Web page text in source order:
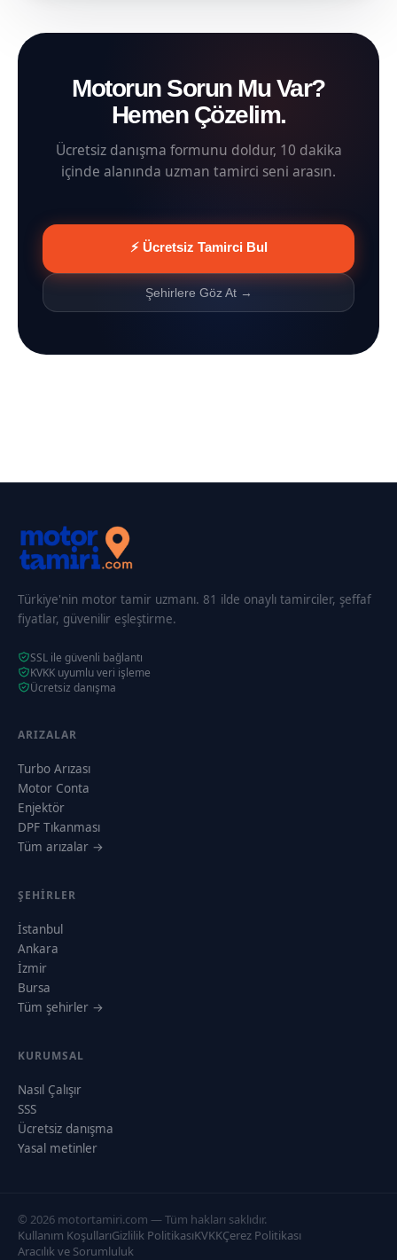
Motorun Sorun Mu Var?
Hemen Çözelim.
Ücretsiz danışma formunu doldur, 10 dakika
içinde alanında uzman tamirci seni arasın.
⚡ Ücretsiz Tamirci Bul
Şehirlere Göz At →
Türkiye'nin motor tamir uzmanı. 81 ilde onaylı tamirciler, şeffaf
fiyatlar, güvenilir eşleştirme.
SSL ile güvenli bağlantı
KVKK uyumlu veri işleme
Ücretsiz danışma
ARIZALAR
Turbo Arızası
Motor Conta
Enjektör
DPF Tıkanması
Tüm arızalar →
ŞEHIRLER
İstanbul
Ankara
İzmir
Bursa
Tüm şehirler →
KURUMSAL
Nasıl Çalışır
SSS
Ücretsiz danışma
Yasal metinler
© 2026 motortamiri.com — Tüm hakları saklıdır.
Kullanım KoşullarıGizlilik PolitikasıKVKKÇerez Politikası
Aracılık ve Sorumluluk